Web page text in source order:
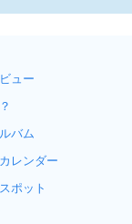
ュー
バム
レンダー
ポット